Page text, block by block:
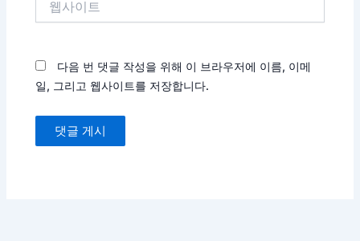
다음 번 댓글 작성을 위해 이 브라우저에 이름, 이메
일, 그리고 웹사이트를 저장합니다.